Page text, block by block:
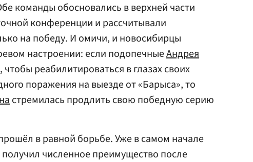
команды обосновались в верхней части
конференции и рассчитывали
на победу. И омичи, и новосибирцы
настроении: если подопечныеАндрея
чтобы реабилитироваться в глазах своих
поражения на выезде от «Барыса», то
стремилась продлить свою победную серию
в равной борьбе. Уже в самом начале
численное преимущество после